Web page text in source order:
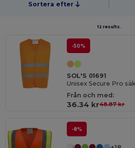
Sortera efter
12 results.
-50%
SOL'S 01691
Unisex Secure Pro
Från och med:
36.34 kr48.87 kr
-8%